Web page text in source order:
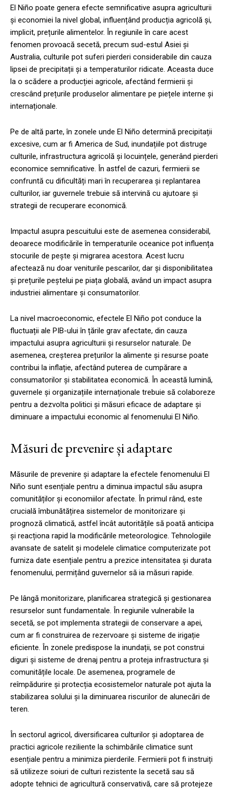
El Niño poate genera efecte semnificative asupra agriculturii
și economiei la nivel global, influențând producția agricolă și,
implicit, prețurile alimentelor. În regiunile în care acest
fenomen provoacă secetă, precum sud-estul Asiei și
Australia, culturile pot suferi pierderi considerabile din cauza
lipsei de precipitații și a temperaturilor ridicate. Aceasta duce
la o scădere a producției agricole, afectând fermierii și
crescând prețurile produselor alimentare pe piețele interne și
internaționale.
Pe de altă parte, în zonele unde El Niño determină precipitații
excesive, cum ar fi America de Sud, inundațiile pot distruge
culturile, infrastructura agricolă și locuințele, generând pierderi
economice semnificative. În astfel de cazuri, fermierii se
confruntă cu dificultăți mari în recuperarea și replantarea
culturilor, iar guvernele trebuie să intervină cu ajutoare și
strategii de recuperare economică.
Impactul asupra pescuitului este de asemenea considerabil,
deoarece modificările în temperaturile oceanice pot influența
stocurile de pește și migrarea acestora. Acest lucru
afectează nu doar veniturile pescarilor, dar și disponibilitatea
și prețurile peștelui pe piața globală, având un impact asupra
industriei alimentare și consumatorilor.
La nivel macroeconomic, efectele El Niño pot conduce la
fluctuații ale PIB-ului în țările grav afectate, din cauza
impactului asupra agriculturii și resurselor naturale. De
asemenea, creșterea prețurilor la alimente și resurse poate
contribui la inflație, afectând puterea de cumpărare a
consumatorilor și stabilitatea economică. În această lumină,
guvernele și organizațiile internaționale trebuie să colaboreze
pentru a dezvolta politici și măsuri eficace de adaptare și
diminuare a impactului economic al fenomenului El Niño.
Măsuri de prevenire și adaptare
Măsurile de prevenire și adaptare la efectele fenomenului El
Niño sunt esențiale pentru a diminua impactul său asupra
comunităților și economiilor afectate. În primul rând, este
crucială îmbunătățirea sistemelor de monitorizare și
prognoză climatică, astfel încât autoritățile să poată anticipa
și reacționa rapid la modificările meteorologice. Tehnologiile
avansate de satelit și modelele climatice computerizate pot
furniza date esențiale pentru a prezice intensitatea și durata
fenomenului, permițând guvernelor să ia măsuri rapide.
Pe lângă monitorizare, planificarea strategică și gestionarea
resurselor sunt fundamentale. În regiunile vulnerabile la
secetă, se pot implementa strategii de conservare a apei,
cum ar fi construirea de rezervoare și sisteme de irigație
eficiente. În zonele predispose la inundații, se pot construi
diguri și sisteme de drenaj pentru a proteja infrastructura și
comunitățile locale. De asemenea, programele de
reîmpădurire și protecția ecosistemelor naturale pot ajuta la
stabilizarea solului și la diminuarea riscurilor de alunecări de
teren.
În sectorul agricol, diversificarea culturilor și adoptarea de
practici agricole reziliente la schimbările climatice sunt
esențiale pentru a minimiza pierderile. Fermierii pot fi instruiți
să utilizeze soiuri de culturi rezistente la secetă sau să
adopte tehnici de agricultură conservativă, care să protejeze